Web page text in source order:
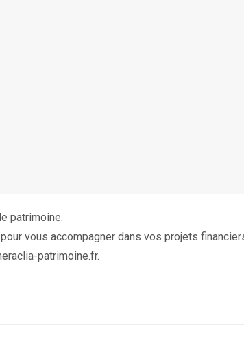
patrimoine.
vous accompagner dans vos projets
patrimoine.fr.